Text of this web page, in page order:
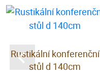
Rustikální konferenční
stůl d 140cm